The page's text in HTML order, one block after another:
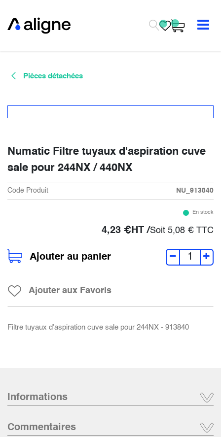
Pièces détachées
Numatic Filtre tuyaux d'aspiration cuve
sale pour 244NX / 440NX
Code Produit NU_913840
En stock
4,23 €HT /Soit 5,08 € TTC
Ajouter au panier
Ajouter aux Favoris
Filtre tuyaux d'aspiration cuve sale pour 244NX - 913840
Informations
Commentaires